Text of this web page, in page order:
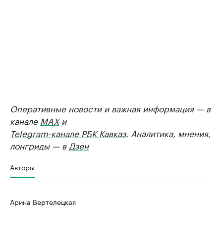
Оперативные новости и важная информация — в
канале MAXи
Telegram-канале РБК Кавказ. Аналитика, мнения,
лонгриды — в Дзен
Авторы
Арина Вертелецкая